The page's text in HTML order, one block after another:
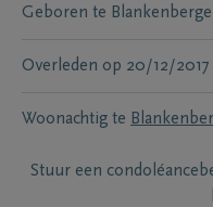
Geboren te Blankenberge
Overleden op 20/12/2017
Woonachtig te
Stuur een